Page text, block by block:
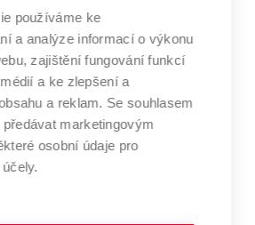
fondů
ContriBUTe
učení
technické
Brně
V BRNĚ
www.vut.cz
vut@vutbr.cz
používáme ke
a analýze informací o výkonu
zajištění fungování funkcí
a ke zlepšení a
a reklam. Se souhlasem
marketingovým
osobní údaje pro